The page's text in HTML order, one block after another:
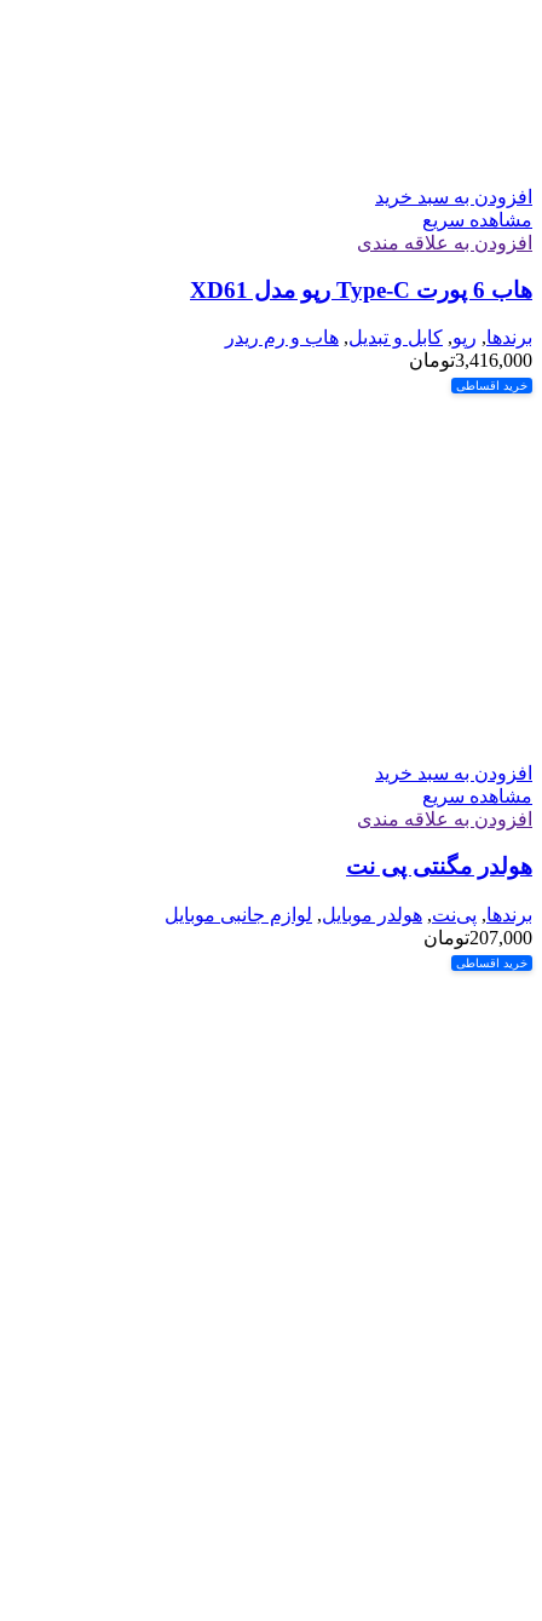
افزودن به سبد خرید
مشاهده سریع
افزودن به علاقه مندی
هاب 6 پورت Type-C رپو مدل XD61
برندها, رپو, کابل و تبدیل, هاب و رم ریدر
3,416,000تومان
خرید اقساطی
افزودن به سبد خرید
مشاهده سریع
افزودن به علاقه مندی
هولدر مگنتی پی نت
برندها, پی‌نت, هولدر موبایل, لوازم جانبی موبایل
207,000تومان
خرید اقساطی